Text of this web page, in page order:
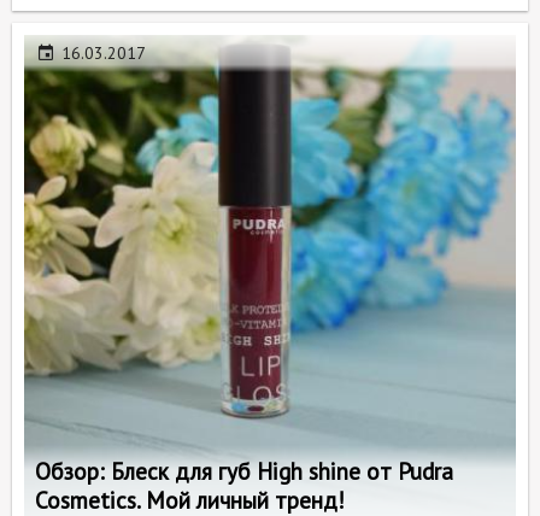
16.03.2017
Обзор: Блеск для губ High shine от Pudra
Cosmetics. Mой личный тренд!